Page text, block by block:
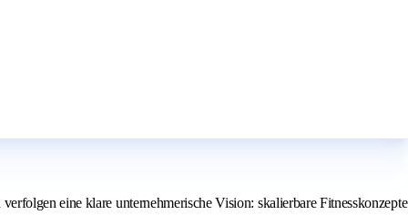
eine klare unternehmerische Vision: skalierbare Fitnesskonzepte